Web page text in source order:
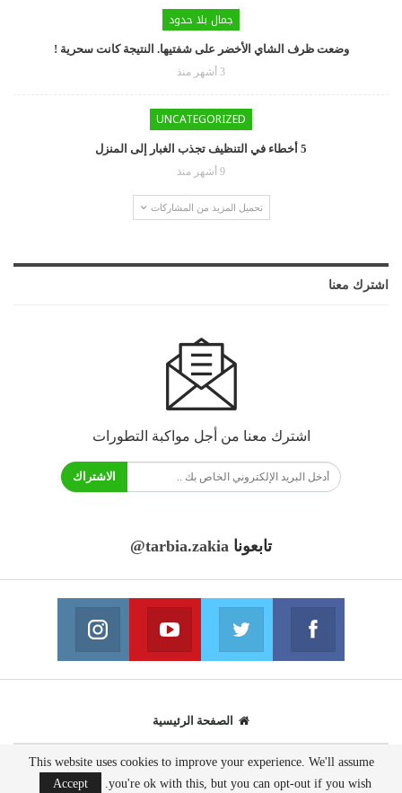
جمال بلا حدود
وضعت ظرف الشاي الأخضر على شفتيها. النتيجة كانت سحرية !
3 أشهر منذ
UNCATEGORIZED
5 أخطاء في التنظيف تجذب الغبار إلى المنزل
9 أشهر منذ
تحميل المزيد من المشاركات
اشترك معنا
اشترك معنا من أجل مواكبة التطورات
الاشتراك
تابعونا @tarbia.zakia
فايسبوك
انضم الينا انضم الينا
يوتيوب
انضم الينا
الصفحة الرئيسية
© 2020 - جميع الحقوق محفوظة.
This website uses cookies to improve your experience. We'll assume
you're ok with this, but you can opt-out if you wish.
Accept